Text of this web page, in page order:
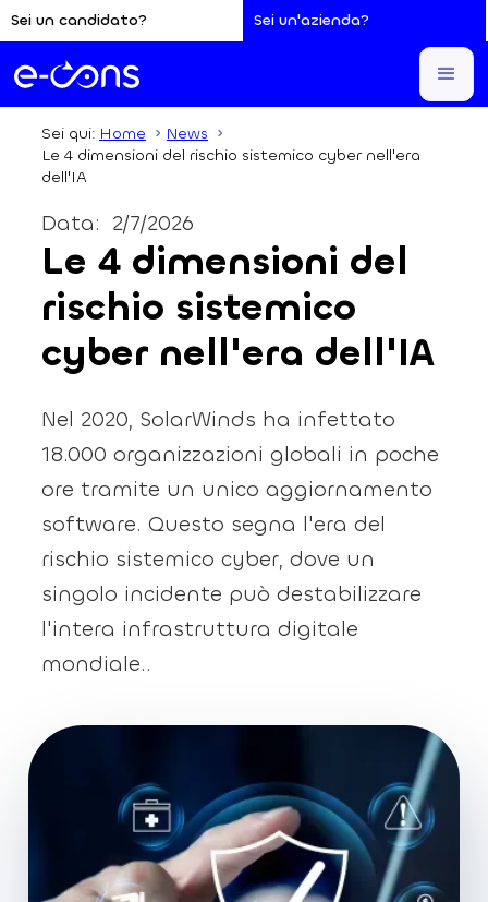
Sei un candidato? Sei un'azienda?
Sei qui: Home
News
Le 4 dimensioni del rischio sistemico cyber nell'era
dell'IA
2/7/2026
Data:
Le 4 dimensioni del
rischio sistemico
cyber nell'era dell'IA
Nel 2020, SolarWinds ha infettato
18.000 organizzazioni globali in poche
ore tramite un unico aggiornamento
software. Questo segna l'era del
rischio sistemico cyber, dove un
singolo incidente può destabilizzare
l'intera infrastruttura digitale
mondiale..